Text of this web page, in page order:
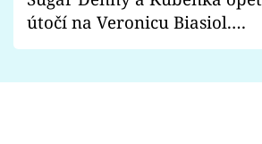
útočí na Veronicu Biasiol.
Proč je podle nich falešná a